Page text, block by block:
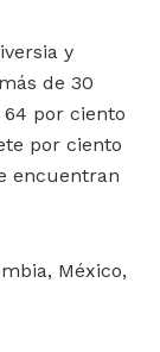
y
de 30
por ciento
por ciento
encuentran
México,